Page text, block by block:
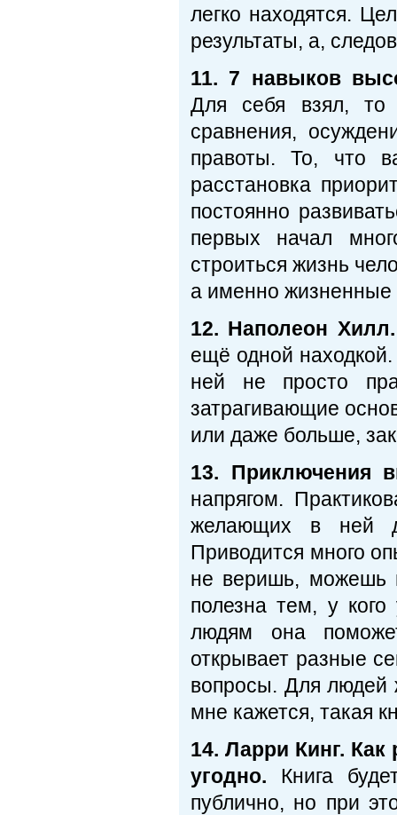
легко находятся.
результаты, а,
11. 7 навыков
Для себя взял, то
сравнения,
правоты. То, что
расстановка
постоянно
первых начал
строиться жизнь
а именно
12. Наполеон
ещё одной
ней не просто
затрагивающие
или даже больше,
13. Приключения
напрягом.
желающих в ней
Приводится много
не веришь, можешь
полезна тем, у
людям она
открывает разные
вопросы. Для людей
мне кажется, такая
14. Ларри Кинг. Как
угодно. Книга
публично, но при